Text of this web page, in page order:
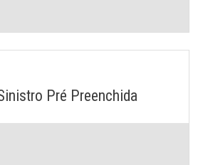
Pré Preenchida